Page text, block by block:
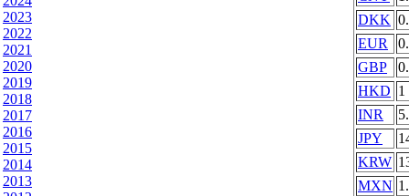
2023
2022
2021
2020
2019
2018
2017
2016
2015
2014
2013
DKK
EUR
GBP
HKD 1
INR
JPY
KRW
MXN